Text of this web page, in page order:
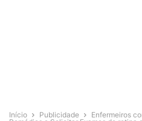
Início Publicidade
Enfermeiros